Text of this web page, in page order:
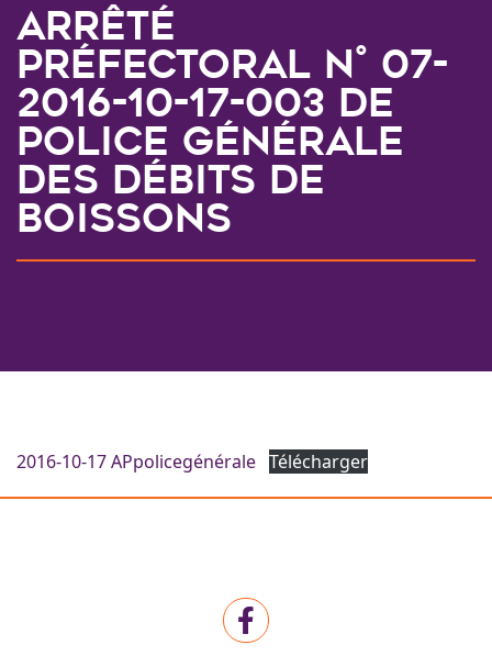
Arrêté
préfectoral n° 07-
2016-10-17-003 de
police générale
des débits de
boissons
2016-10-17 APpolicegénérale Télécharger